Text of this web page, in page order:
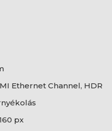
Ethernet Channel, HDR
px